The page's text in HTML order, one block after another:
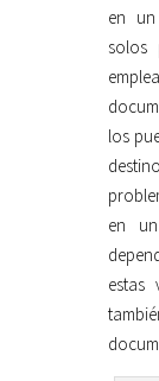
en un
solos
los
en